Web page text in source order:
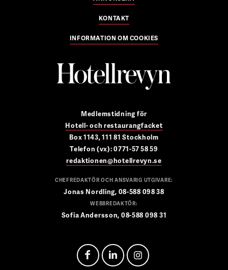
KONTAKT
INFORMATION OM COOKIES
Medlemstidning för
Hotell- och restaurangfacket
Box 1143, 111 81 Stockholm
Telefon (vx): 0771-57 58 59
redaktionen@hotellrevyn.se
CHEFREDAKTÖR OCH ANSVARIG UTGIVARE:
Jonas Nordling, 08-588 098 38
WEBBREDAKTÖR:
Sofia Andersson, 08-588 098 31